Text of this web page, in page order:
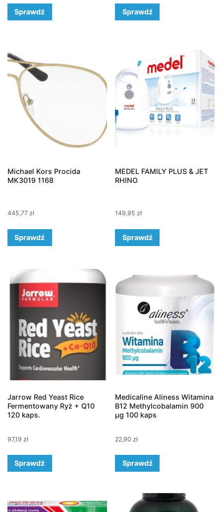
Sprawdź Sprawdź
Michael Kors Procida
MK3019 1168
445,77 zł
Sprawdź
MEDEL FAMILY PLUS & JET
RHINO
149,95zł
Sprawdź
Jarrow Red Yeast Rice
Fermentowany Ryż + Q10
120 kaps.
97,19 zł
Sprawdź
Medicaline Aliness Witamina
B12 Methylcobalamin 900
µg 100 kaps
22,90 zł
Sprawdź